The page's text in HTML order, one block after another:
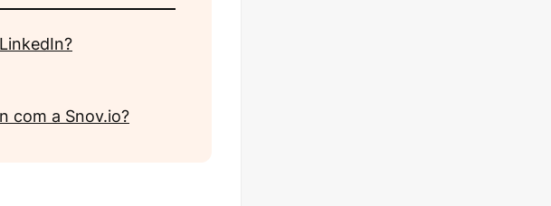
com a Snov.io?